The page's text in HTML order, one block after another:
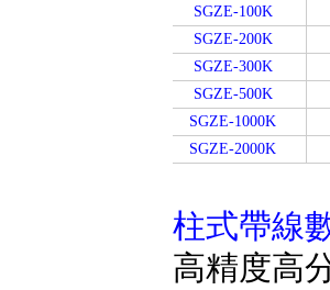
SGZE-100K
SGZE-200K
SGZE-300K
SGZE-500K
SGZE-1000K
SGZE-2000K
柱式帶線
高精度高